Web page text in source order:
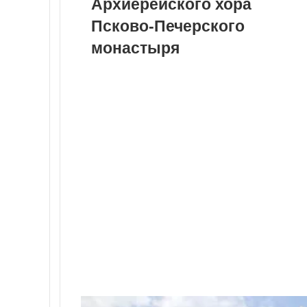
Архиерейского хора
Псково-Печерского
монастыря